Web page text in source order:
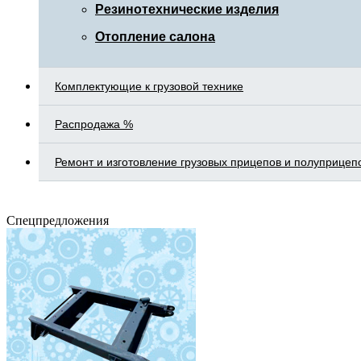
Резинотехнические изделия
Отопление салона
Комплектующие к грузовой технике
Распродажа %
Ремонт и изготовление грузовых прицепов и
Спецпредложения